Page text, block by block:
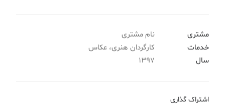
مشتری
نام مشتری
خدمات
کارگردان هنری، عکاس
سال
1397
اشتراک گذاری